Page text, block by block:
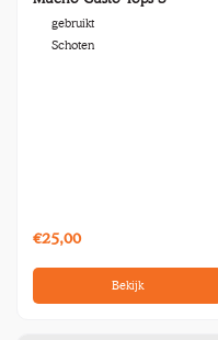
gebruikt
Schoten
€25,00
Bekijk